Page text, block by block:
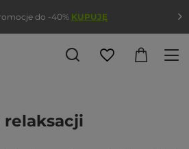
relaksacji
do -40% KUPUJĘ